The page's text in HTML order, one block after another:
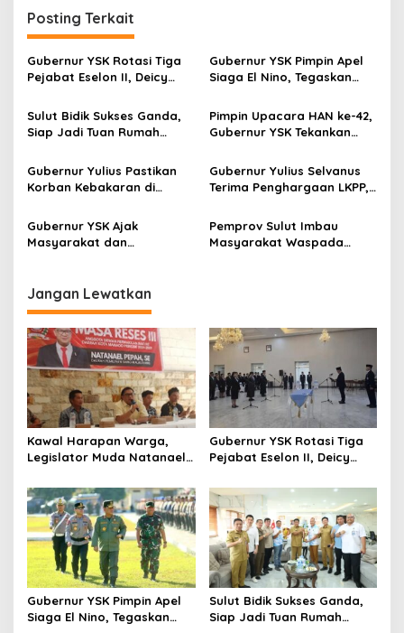
g
a
s
p
o
s
Posting Terkait
Gubernur YSK Rotasi Tiga
Pejabat Eselon II, Deicy
Femmy Suluh Pimpin Dishub
Gubernur YSK Pimpin Apel
Siaga El Nino, Tegaskan
Sebelum Bencana
Sulut Bidik Sukses Ganda,
Siap Jadi Tuan Rumah
II di Tompaso
Pimpin Upacara HAN ke-42,
Gubernur YSK Tekankan
Prioritas
Gubernur Yulius Pastikan
Korban Kebakaran di
Sendirian
Gubernur Yulius Selvanus
Terima Penghargaan LKPP,
dalam Pemanfaatan e-
Katalog
Gubernur YSK Ajak
Masyarakat dan
Flower Festival 2026
Pemprov Sulut Imbau
Masyarakat Waspada
Jangan Lewatkan
Kawal Harapan Warga,
Legislator Muda Natanael
Bersih Segera
Ditindaklanjuti
Gubernur YSK Rotasi Tiga
Pejabat Eselon II, Deicy
Femmy Suluh Pimpin Dishub
Gubernur YSK Pimpin Apel
Siaga El Nino, Tegaskan
Sulut Bidik Sukses Ganda,
Siap Jadi Tuan Rumah